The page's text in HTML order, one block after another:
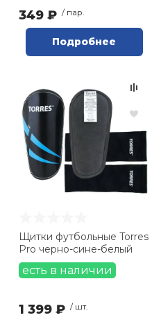
349 ₽ / пар.
Подробнее
Щитки футбольные Torres
Pro черно-сине-белый
есть в наличии
1 399 ₽ / шт.